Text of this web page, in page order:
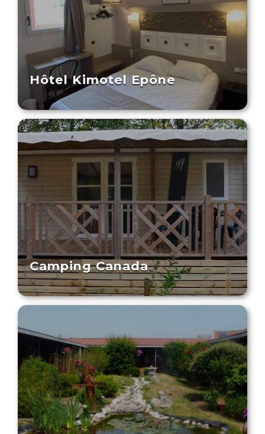
Hôtel Kimotel Epône
Camping Canada